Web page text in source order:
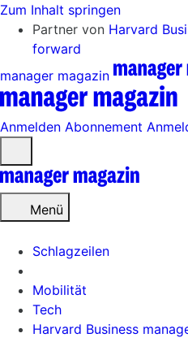
Zum Inhalt springen
Partner von Harvard
forward
manager magazin
Anmelden Abonnement
öffnen
Menü
Schlagzeilen
Mobilität
Tech
Harvard Business